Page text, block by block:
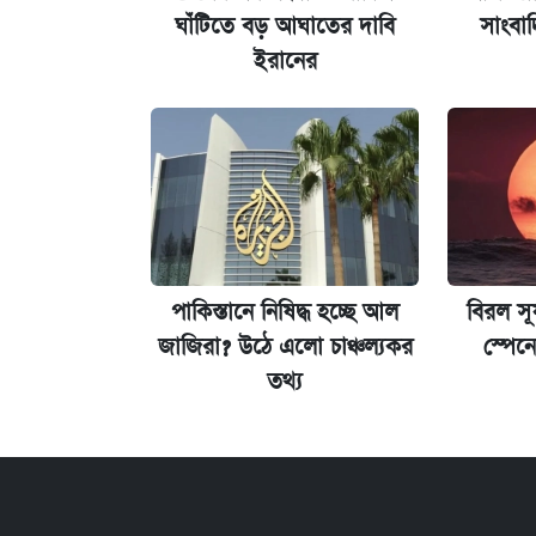
জুলাই স্মৃতি জাদুঘরে যেতে টিকিট
ঘাঁটিতে বড় আঘাতের দাবি
ইরানের
পাকিস্তানে নিষিদ্ধ হচ্ছে আল
জাজিরা? উঠে এলো চাঞ্চল্যকর
তথ্য
বিরল